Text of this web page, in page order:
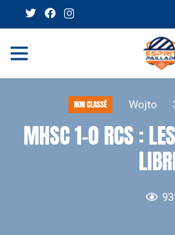
NON CLASSÉ Wojto
MHSC 1-0 RCS :
93